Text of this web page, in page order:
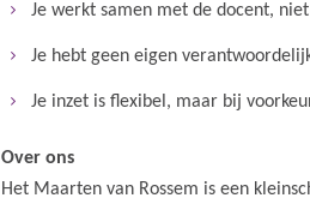
Je werkt samen met de docent,
Je hebt geen eigen
Je inzet is flexibel, maar bij
Over ons
Het Maarten van Rossem is een